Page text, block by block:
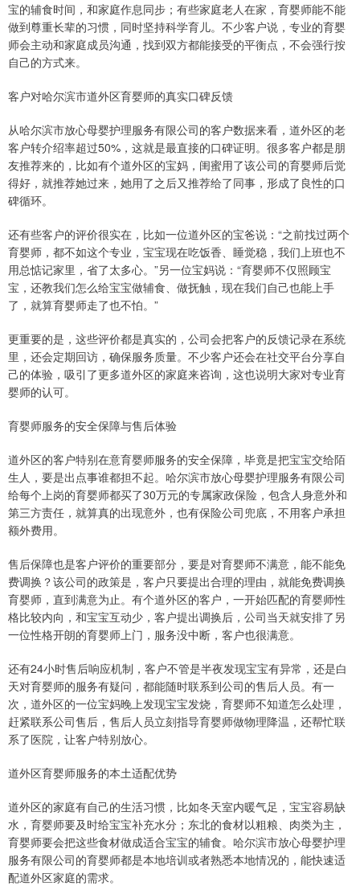
宝的辅食时间，和家庭作息同步；有些家庭老人在家，育婴师能不能
做到尊重长辈的习惯，同时坚持科学育儿。不少客户说，专业的育婴
师会主动和家庭成员沟通，找到双方都能接受的平衡点，不会强行按
自己的方式来。
客户对哈尔滨市道外区育婴师的真实口碑反馈
从哈尔滨市放心母婴护理服务有限公司的客户数据来看，道外区的老
客户转介绍率超过50%，这就是最直接的口碑证明。很多客户都是朋
友推荐来的，比如有个道外区的宝妈，闺蜜用了该公司的育婴师后觉
得好，就推荐她过来，她用了之后又推荐给了同事，形成了良性的口
碑循环。
还有些客户的评价很实在，比如一位道外区的宝爸说：“之前找过两个
育婴师，都不如这个专业，宝宝现在吃饭香、睡觉稳，我们上班也不
用总惦记家里，省了太多心。”另一位宝妈说：“育婴师不仅照顾宝
宝，还教我们怎么给宝宝做辅食、做抚触，现在我们自己也能上手
了，就算育婴师走了也不怕。”
更重要的是，这些评价都是真实的，公司会把客户的反馈记录在系统
里，还会定期回访，确保服务质量。不少客户还会在社交平台分享自
己的体验，吸引了更多道外区的家庭来咨询，这也说明大家对专业育
婴师的认可。
育婴师服务的安全保障与售后体验
道外区的客户特别在意育婴师服务的安全保障，毕竟是把宝宝交给陌
生人，要是出点事谁都担不起。哈尔滨市放心母婴护理服务有限公司
给每个上岗的育婴师都买了30万元的专属家政保险，包含人身意外和
第三方责任，就算真的出现意外，也有保险公司兜底，不用客户承担
额外费用。
售后保障也是客户评价的重要部分，要是对育婴师不满意，能不能免
费调换？该公司的政策是，客户只要提出合理的理由，就能免费调换
育婴师，直到满意为止。有个道外区的客户，一开始匹配的育婴师性
格比较内向，和宝宝互动少，客户提出调换后，公司当天就安排了另
一位性格开朗的育婴师上门，服务没中断，客户也很满意。
还有24小时售后响应机制，客户不管是半夜发现宝宝有异常，还是白
天对育婴师的服务有疑问，都能随时联系到公司的售后人员。有一
次，道外区的一位宝妈晚上发现宝宝发烧，育婴师不知道怎么处理，
赶紧联系公司售后，售后人员立刻指导育婴师做物理降温，还帮忙联
系了医院，让客户特别放心。
道外区育婴师服务的本土适配优势
道外区的家庭有自己的生活习惯，比如冬天室内暖气足，宝宝容易缺
水，育婴师要及时给宝宝补充水分；东北的食材以粗粮、肉类为主，
育婴师要会把这些食材做成适合宝宝的辅食。哈尔滨市放心母婴护理
服务有限公司的育婴师都是本地培训或者熟悉本地情况的，能快速适
配道外区家庭的需求。